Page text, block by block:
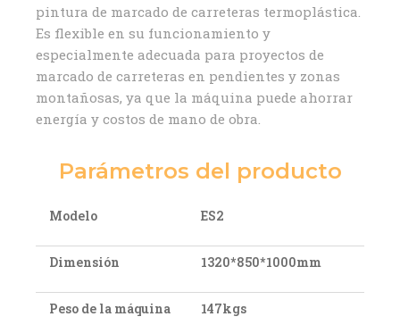
pintura de marcado de carreteras termoplástica.
Es flexible en su funcionamiento y
especialmente adecuada para proyectos de
marcado de carreteras en pendientes y zonas
montañosas, ya que la máquina puede ahorrar
energía y costos de mano de obra.
Parámetros del producto
Modelo ES2
Dimensión 1320*850*1000mm
Peso de la máquina 147kgs